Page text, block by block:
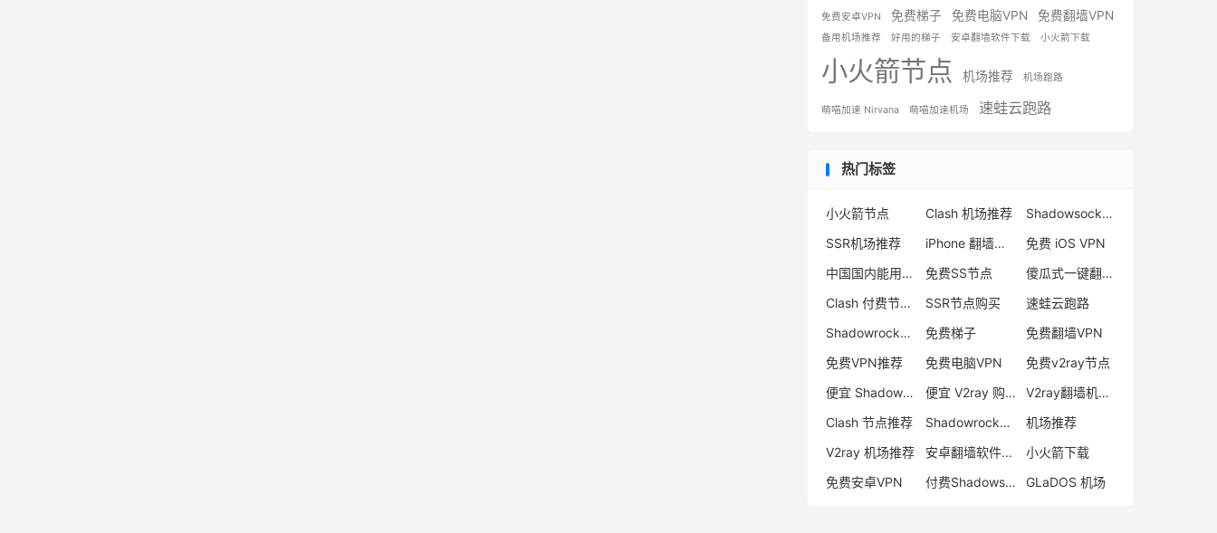
免费安卓VPN 免费梯子 免费电脑VPN 免费翻墙VPN
备用机场推荐 好用的梯子 安卓翻墙软件下载 小火箭下载
小火箭节点 机场推荐 机场跑路
萌喵加速 Nirvana 萌喵加速机场 速蛙云跑路
热门标签
小火箭节点 Clash 机场推荐
Shadowsocks 付费节点
SSR机场推荐
iPhone 翻墙代理软件
免费 iOS VPN
中国国内能用的翻墙VPN推荐
免费SS节点
傻瓜式一键翻墙VPN客户端
Clash 付费节点购买
SSR节点购买
速蛙云跑路
Shadowrocket 地址
免费梯子
免费翻墙VPN
免费VPN推荐
免费电脑VPN
免费v2ray节点
便宜 Shadowsocks 购买
便宜 V2ray 购买
V2ray翻墙机场推荐
Clash 节点推荐
Shadowrocket 付费节点
机场推荐
V2ray 机场推荐
安卓翻墙软件下载
小火箭下载
免费安卓VPN
付费Shadowsocks推荐 GLaDOS 机场